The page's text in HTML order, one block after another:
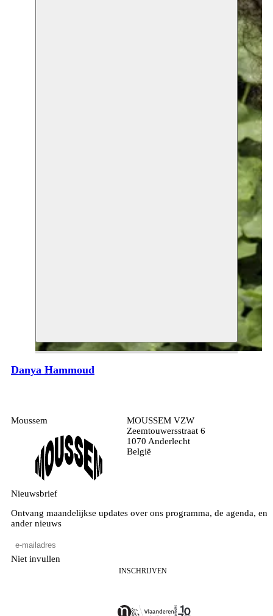
Danya Hammoud
Moussem
MOUSSEM VZW
Zeemtouwersstraat 6
1070 Anderlecht
België
Nieuwsbrief
Ontvang maandelijkse updates over ons programma, de agenda, en
ander nieuws
Niet invullen
INSCHRIJVEN